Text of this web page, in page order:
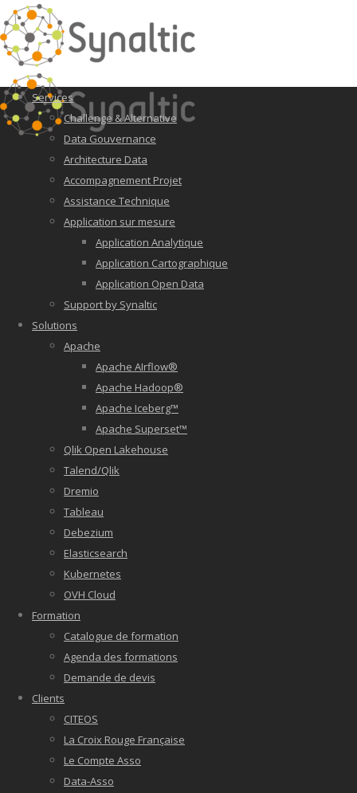
Services
Challenge & Alternative
Data Gouvernance
Architecture Data
Accompagnement Projet
Assistance Technique
Application sur mesure
Application Analytique
Application Cartographique
Application Open Data
Support by Synaltic
Solutions
Apache
Apache AIrflow®
Apache Hadoop®
Apache Iceberg™
Apache Superset™
Qlik Open Lakehouse
Talend/Qlik
Dremio
Tableau
Debezium
Elasticsearch
Kubernetes
OVH Cloud
Formation
Catalogue de formation
Agenda des formations
Demande de devis
Clients
CITEOS
La Croix Rouge Française
Le Compte Asso
Data-Asso